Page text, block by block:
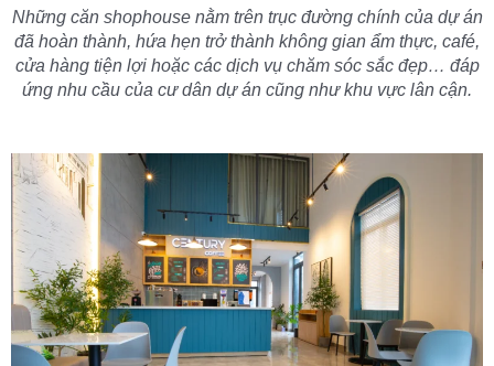
Những căn shophouse nằm trên trục đường chính của dự án
đã hoàn thành, hứa hẹn trở thành không gian ẩm thực, café,
cửa hàng tiện lợi hoặc các dịch vụ chăm sóc sắc đẹp… đáp
ứng nhu cầu của cư dân dự án cũng như khu vực lân cận.